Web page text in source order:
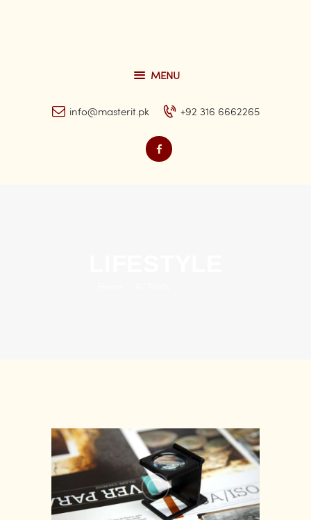
MENU
info@masterit.pk +92 316 6662265